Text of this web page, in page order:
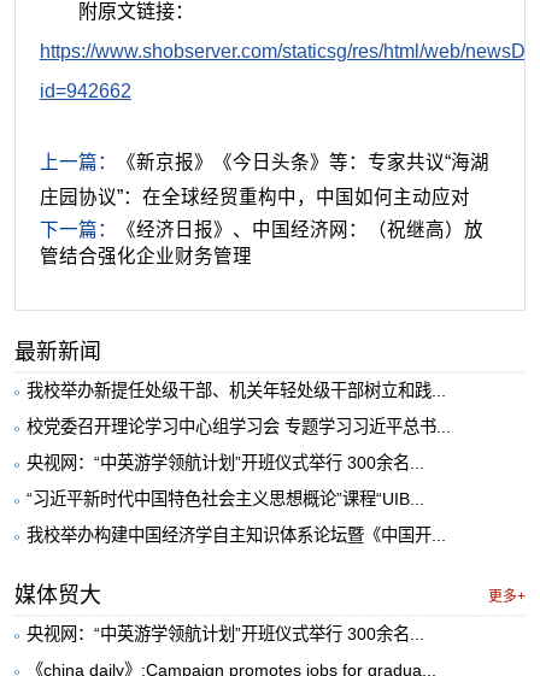
附原文链接：
https://www.shobserver.com/staticsg/res/html/web/
id=942662
上一篇：
《新京报》《今日头条》等：专家共议“海湖
庄园协议”：在全球经贸重构中，中国如何主动应对
下一篇：
《经济日报》、中国经济网：（祝继高）放
管结合强化企业财务管理
最新新闻
我校举办新提任处级干部、机关年轻处级干部树立和践...
校党委召开理论学习中心组学习会 专题学习习近平总书...
央视网：“中英游学领航计划”开班仪式举行 300余名...
“习近平新时代中国特色社会主义思想概论”课程“UIB...
我校举办构建中国经济学自主知识体系论坛暨《中国开...
媒体贸大 更多+
央视网：“中英游学领航计划”开班仪式举行 300余名...
《china daily》:Campaign promotes jobs for gradua...